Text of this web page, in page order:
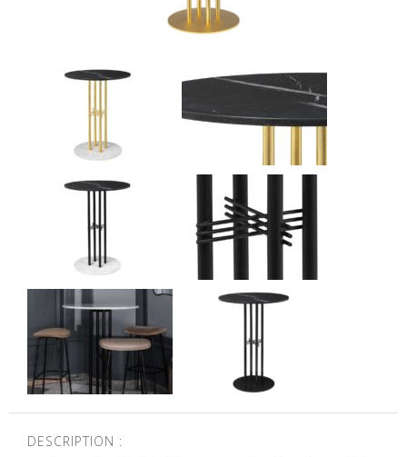
DESCRIPTION :